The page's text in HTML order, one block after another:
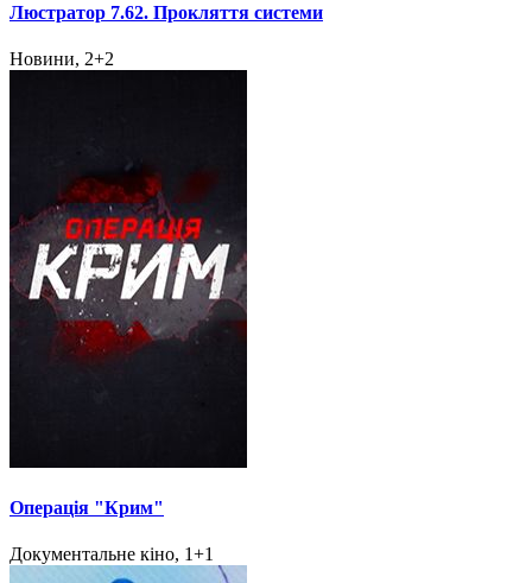
Люстратор 7.62. Прокляття системи
Новини, 2+2
Операція "Крим"
Документальне кіно, 1+1